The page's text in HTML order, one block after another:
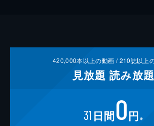
420,000本以上の動画 /210誌以上
見放題 読み放題
31 日間0円 ※